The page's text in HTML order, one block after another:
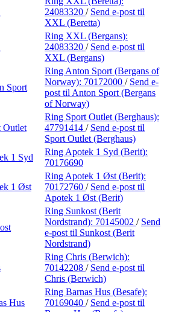
24083320 / Send e-post til
XXL (Beretta)
Ring XXL (Bergans):
24083320 / Send e-post til
XXL (Bergans)
Sport
Ring Anton Sport (Bergans of
Norway): 70172000 / Send e-
post til Anton Sport (Bergans
of Norway)
Outlet
Ring Sport Outlet (Berghaus):
47791414 / Send e-post til
Sport Outlet (Berghaus)
1 Syd
Ring Apotek 1 Syd (Berit):
70176690
1 Øst
Ring Apotek 1 Øst (Berit):
70172760 / Send e-post til
Apotek 1 Øst (Berit)
Ring Sunkost (Berit
Nordstrand): 70145002 / Send
e-post til Sunkost (Berit
Nordstrand)
Ring Chris (Berwich):
70142208 / Send e-post til
Chris (Berwich)
Hus
Ring Barnas Hus (Besafe):
70169040 / Send e-post til